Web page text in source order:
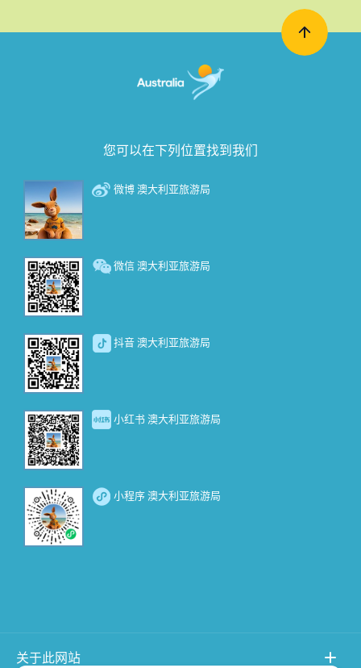
您可以在下列位置找到我们
微博 澳大利亚旅游局
微信 澳大利亚旅游局
抖音 澳大利亚旅游局
小红书 澳大利亚旅游局
小程序 澳大利亚旅游局
关于此网站